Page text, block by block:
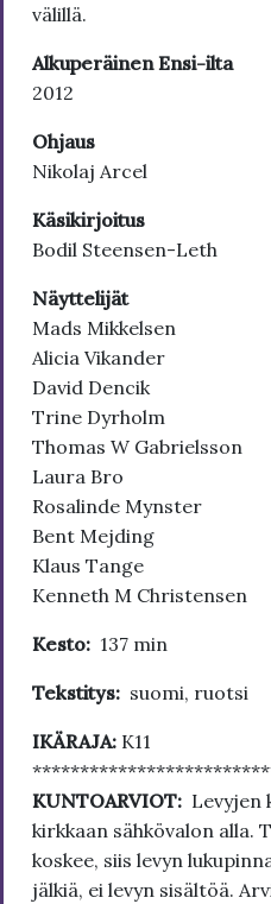
välillä.
Alkuperäinen Ensi-ilta
2012
Ohjaus
Nikolaj Arcel
Käsikirjoitus
Bodil Steensen-Leth
Näyttelijät
Mads Mikkelsen
Alicia Vikander
David Dencik
Trine Dyrholm
Thomas W Gabrielsson
Laura Bro
Rosalinde Mynster
Bent Mejding
Klaus Tange
Kenneth M Christensen
Kesto: 137 min
Tekstitys: suomi, ruotsi
IKÄRAJA: K11
KUNTOARVIOT: Levyjen
kirkkaan sähkövalon alla.
koskee, siis levyn
jälkiä, ei levyn sisältöä.